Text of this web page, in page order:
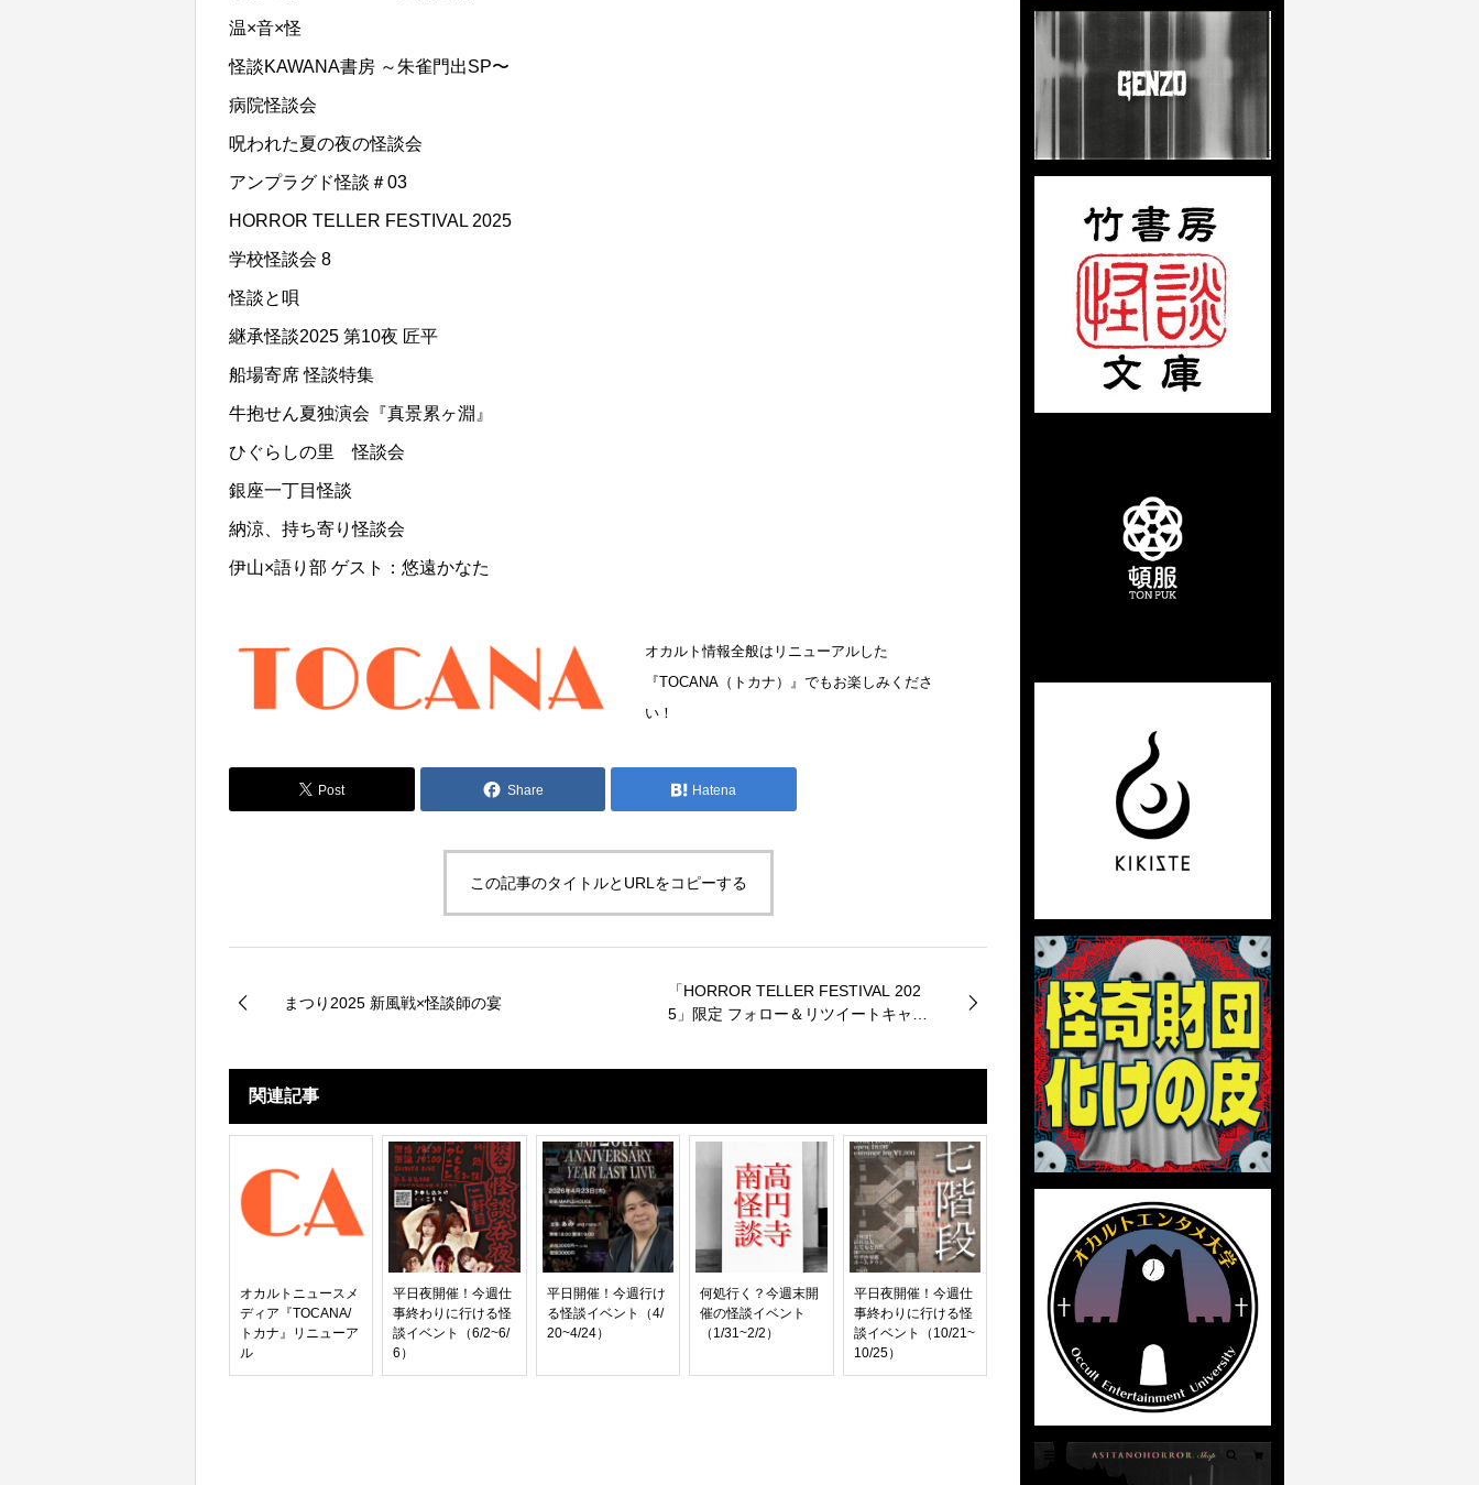
温×音×怪
怪談KAWANA書房 ～朱雀門出SP〜
病院怪談会
呪われた夏の夜の怪談会
アンプラグド怪談＃03
HORROR TELLER FESTIVAL 2025
学校怪談会 8
怪談と唄
継承怪談2025 第10夜 匠平
船場寄席 怪談特集
牛抱せん夏独演会『真景累ヶ淵』
ひぐらしの里 怪談会
銀座一丁目怪談
納涼、持ち寄り怪談会
伊山×語り部 ゲスト：悠遠かなた
オカルト情報全般はリニューアルした
『TOCANA（トカナ）
』でもお楽しみくださ
い！
Post Share Hatena
この記事のタイトルとURLをコピーする
まつり2025 新風戦×怪談師の宴
「HORROR TELLER FESTIVAL 202
5」限定 フォロー＆リツイートキャン
関連記事
オカルトニュースメ
ディア『TOCANA/
トカナ』リニューア
ル
平日夜開催！今週仕
事終わりに行ける怪
談イベント（6/2~6/
6）
平日開催！今週行け
る怪談イベント（4/
20~4/24）
何処行く？今週末開
催の怪談イベント
（1/31~2/2）
平日夜開催！今週仕
事終わりに行ける怪
談イベント（10/21~
10/25）